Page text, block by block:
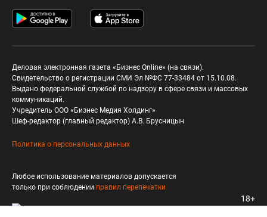
Деловая электронная газета «Бизнес Online» (на связи).
Свидетельство о регистрации СМИ Эл №ФС 77-33484 от 15.10.08.
Выдано федеральной службой по надзору в сфере связи и массовых
коммуникаций.
Учредитель ООО «Бизнес Медия Холдинг»
Шеф-редактор (главный редактор) А.В. Брусницын
Политика о персональных данных
Любое использование материалов допускается
только при соблюдении правил перепечатки
18+